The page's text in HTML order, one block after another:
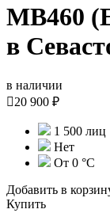
MB460
в
в наличии
20 900 ₽
1 500 лиц
Нет
От 0 °С
Добавить в
Купить